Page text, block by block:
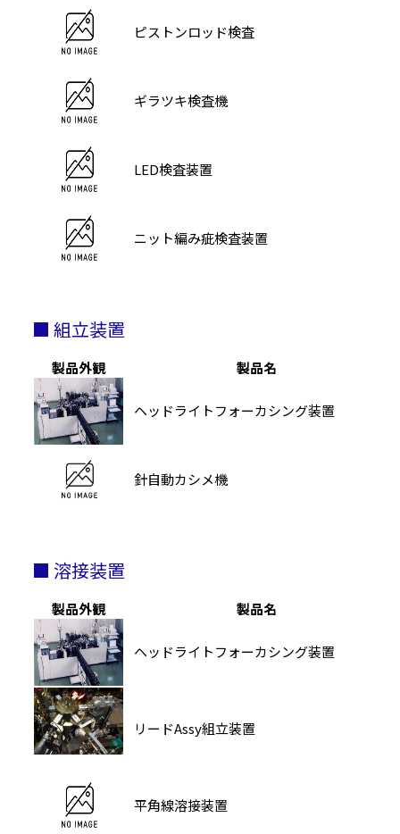
ピストンロッド検査
ギラツキ検査機
LED検査装置
ニット編み疵検査装置
■ 組立装置
製品外観 製品名
ヘッドライトフォーカシング装置
針自動カシメ機
■ 溶接装置
製品外観 製品名
ヘッドライトフォーカシング装置
リードAssy組立装置
平角線溶接装置